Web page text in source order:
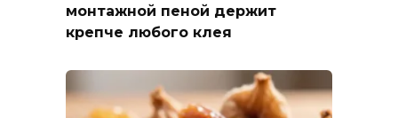
монтажной пеной держит
крепче любого клея